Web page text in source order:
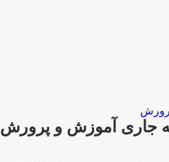
جاری آموزش و پرورش